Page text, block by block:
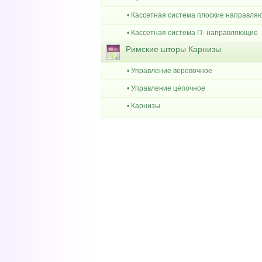
• Кассетная система плоские
• Кассетная система П- направляющие
Римские шторы Карнизы
• Управление веревочное
• Управление цепочное
• Карнизы